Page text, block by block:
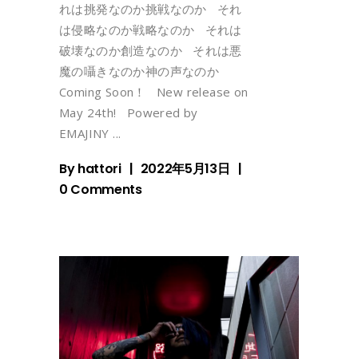
れは挑発なのか挑戦なのか それ
は侵略なのか戦略なのか それは
破壊なのか創造なのか それは悪
魔の囁きなのか神の声なのか
Coming Soon！ New release on
May 24th! Powered by
EMAJINY
Byhattori
2022年5月13日
0 Comments